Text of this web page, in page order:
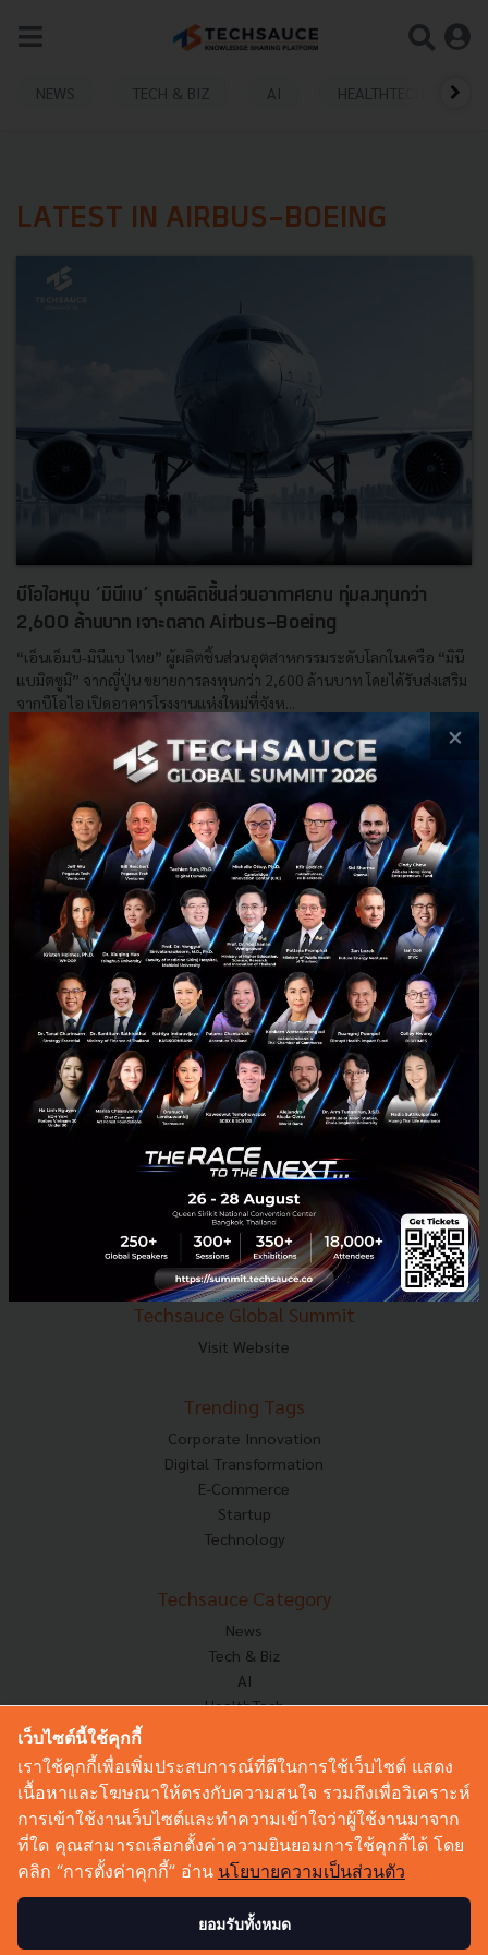
NEWS TECH & BIZ AI HEALTHTECH
LATEST IN AIRBUS-BOEING
บีโอไอหนุน ‘มินีแบ’ รุกผลิตชิ้นส่วนอากาศยาน ทุ่มลงทุนกว่า
2,600 ล้านบาท เจาะตลาด Airbus-Boeing
“เอ็นเอ็มบี-มินีแบ ไทย” ผู้ผลิตชิ้นส่วนอุตสาหกรรมระดับโลกในเครือ “มินี
แบมิตซูมิ” จากญี่ปุ่น ขยายการลงทุนกว่า 2,600 ล้านบาท โดยได้รับส่งเสริม
จากบีโอไอ เปิดอาคารโรงงานแห่งใหม่ที่จังห...
| ByTechsauce Team
boi บีโอไอ
E-mail :contact@techsauce.co
Tel : 02-001-5375
Mobile : 06-4658-9500
Techsauce Media
About Techsauce
Techsauce Services
Privacy Policy
ส่งบทความ
Techsauce Global Summit
Visit Website
Trending Tags
Corporate Innovation
Digital Transformation
E-Commerce
Startup
Technology
Techsauce Category
News
Tech & Biz
AI
HealthTech
Corp Innov
Saucy Thoughts
Sustainable
Videos
Podcast
×
เว็บไซต์นี้ใช้คุกกี้
เราใช้คุกกี้เพื่อเพิ่มประสบการณ์ที่ดีในการใช้เว็บไซต์ แสดง
เนื้อหาและโฆษณาให้ตรงกับความสนใจ รวมถึงเพื่อวิเคราะห์
การเข้าใช้งานเว็บไซต์และทำความเข้าใจว่าผู้ใช้งานมาจาก
ที่ใด คุณสามารถเลือกตั้งค่าความยินยอมการใช้คุกกี้ได้ โดย
คลิก “การตั้งค่าคุกกี้” อ่าน นโยบายความเป็นส่วนตัว
ยอมรับทั้งหมด